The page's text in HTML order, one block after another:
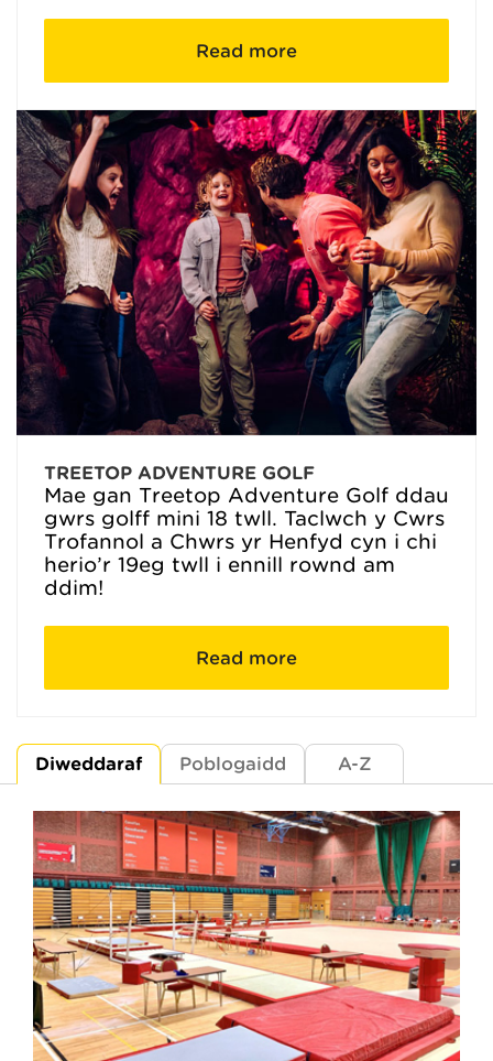
Read more
TREETOP ADVENTURE GOLF
Mae gan Treetop Adventure Golf ddau
gwrs golff mini 18 twll. Taclwch y Cwrs
Trofannol a Chwrs yr Henfyd cyn i chi
herio’r 19eg twll i ennill rownd am
ddim!
Read more
Diweddaraf Poblogaidd A-Z